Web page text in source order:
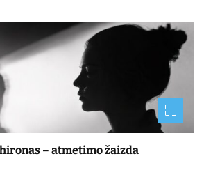
– atmetimo žaizda